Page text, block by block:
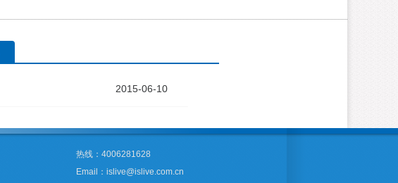
2015-06-10
热线：4006281628
Email：islive@islive.com.cn